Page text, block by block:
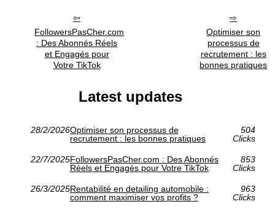
FollowersPasCher.com
: Des Abonnés Réels
et Engagés pour
Votre TikTok
Optimiser son
processus de
recrutement : les
bonnes pratiques
Latest updates
28/2/2026Optimiser son processus de
recrutement : les bonnes pratiques
504
Clicks
22/7/2025FollowersPasCher.com : Des Abonnés
Réels et Engagés pour Votre TikTok
853
Clicks
26/3/2025Rentabilité en detailing automobile :
comment maximiser vos profits ?
963
Clicks